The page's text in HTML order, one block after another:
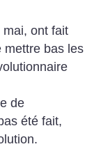
ont fait
mettre bas les
de
été fait,